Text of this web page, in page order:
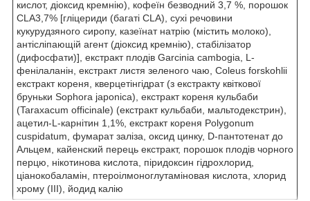
кислот, діоксид кремнію), кофеїн безводний 3,7 %, порошок
CLA3,7% [гліцериди (багаті CLA), сухі речовини
кукурудзяного сиропу, казеїнат натрію (містить молоко),
антісліпающій агент (діоксид кремнію), стабілізатор
(дифосфати)], екстракт плодів Garcinia cambogia, L-
фенілаланін, екстракт листя зеленого чаю, Coleus forskohlii
екстракт кореня, кверцетінгідрат (з екстракту квіткової
бруньки Sophora japonica), екстракт кореня кульбаби
(Taraxacum officinale) (екстракт кульбаби, мальтодекстрин),
ацетил-L-карнітин 1,1%, екстракт кореня Polygonum
cuspidatum, фумарат заліза, оксид цинку, D-пантотенат до
Альцем, кайенский перець екстракт, порошок плодів чорного
перцю, нікотинова кислота, піридоксин гідрохлорид,
ціанокобаламін, птероілмоноглутаміновая кислота, хлорид
хрому (III), йодид калію